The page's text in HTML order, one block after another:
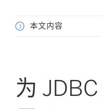
本文内容
为